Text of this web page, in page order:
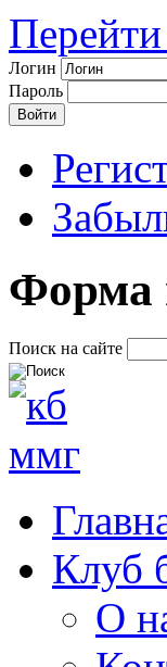
Логин
Пароль
Форма
Поиск на сайте
Клуб
О